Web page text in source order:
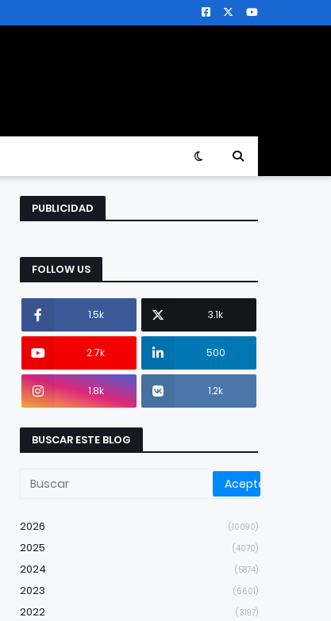
PUBLICIDAD
FOLLOW US
1.5k 3.1k
2.7k 500
1.8k 1.2k
BUSCAR ESTE BLOG
2026 (10090)
2025 (4070)
2024 (5874)
2023 (6601)
2022 (3197)